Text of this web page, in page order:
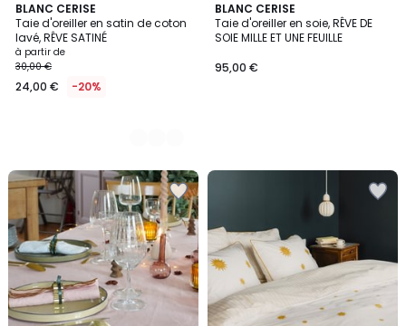
BLANC CERISE
Taie d'oreiller en satin de coton
lavé, RÊVE SATINÉ
à partir de
30,00 €
24,00 € -20%
7
Couleurs
BLANC CERISE
Taie d'oreiller en soie, RÊVE DE
SOIE MILLE ET UNE FEUILLE
95,00 €